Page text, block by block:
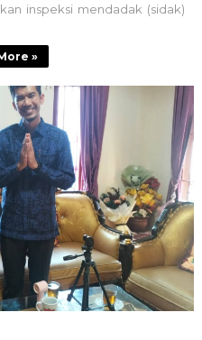
inspeksi mendadak (sidak)
»